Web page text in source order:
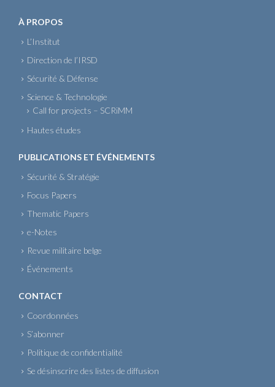
À PROPOS
L’Institut
Direction de l’IRSD
Sécurité & Défense
Science & Technologie
Call for projects – SCRiMM
Hautes études
PUBLICATIONS ET ÉVÉNEMENTS
Sécurité & Stratégie
Focus Papers
Thematic Papers
e-Notes
Revue militaire belge
Événements
CONTACT
Coordonnées
S’abonner
Politique de confidentialité
Se désinscrire des listes de diffusion